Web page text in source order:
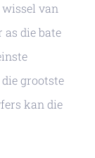
van
as die bate
grootste
kan die